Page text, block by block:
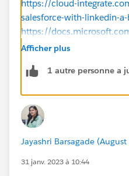
https://cloud-
salesforce-with-linkedin-
https://
Afficher plus
1 autre personne a
Jayashri Barsagade
31 janv. 2023 à 10:44